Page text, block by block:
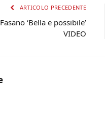
ARTICOLO PRECEDENTE
‘Bella e possibile’
VIDEO